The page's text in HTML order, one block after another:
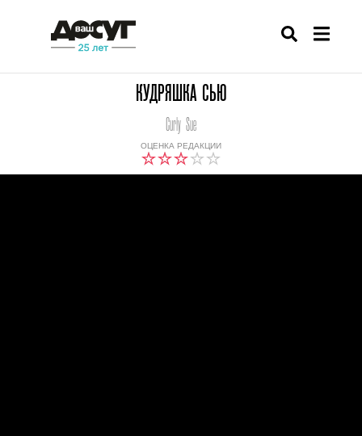
КУДРЯШКА СЬЮ
ОЦЕНКА РЕДАКЦИИ
Curly Sue